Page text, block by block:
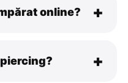
online?